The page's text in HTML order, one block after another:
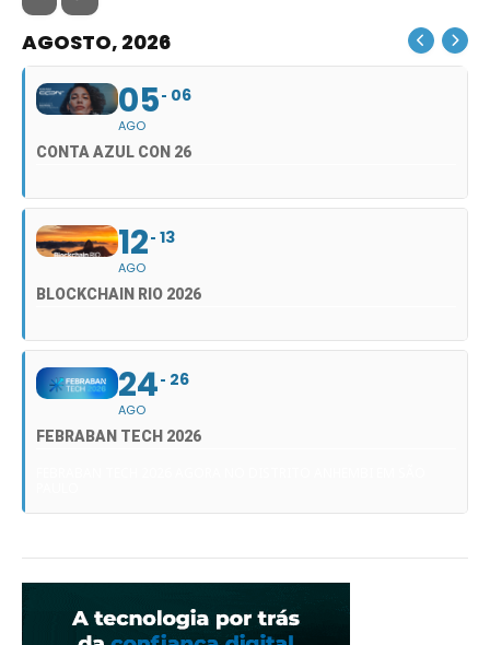
AGOSTO, 2026
05
AGO
06
CONTA AZUL CON 26
12
AGO
13
BLOCKCHAIN RIO 2026
24
AGO
26
FEBRABAN TECH 2026